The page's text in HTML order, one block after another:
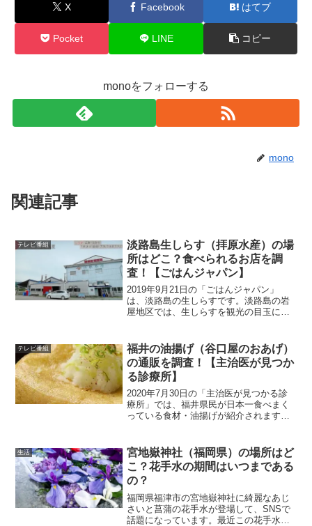
X Facebook はてブ
Pocket LINE コピー
monoをフォローする
mono
関連記事
テレビ番組
淡路島生しらす（拝原水産）の場
所はどこ？食べられるお店を調
査！【ごはんジャパン】
2019年9月21日の「ごはんジャパン」
は、淡路島の生しらすです。淡路島の岩
屋地区では、生しらすを観光の目玉にし
水産の場所や生しらすを食べられるお店
を調査してみました。...
テレビ番組
福井の油揚げ（谷口屋のおあげ）
の通販を調査！【主治医が見つか
る診療所】
2020年7月30日の「主治医が見つかる診
療所」では、福井県民が日本一食べまく
っている食材・油揚げが紹介されます。
ー。油揚げは、餃子とかとくらべるとち
ょっと地味というかそ...
生活
宮地嶽神社（福岡県）の場所はど
こ？花手水の期間はいつまである
の？
福岡県福津市の宮地嶽神社に綺麗なあじ
さいと菖蒲の花手水が登場して、SNSで
話題になっています。最近この花手水は